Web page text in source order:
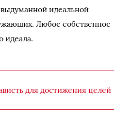
идеальной
Любое собственное
идеала.
для достижения целей